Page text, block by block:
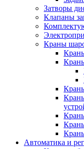
Затворы
Клапаны
Краны
Автоматика и